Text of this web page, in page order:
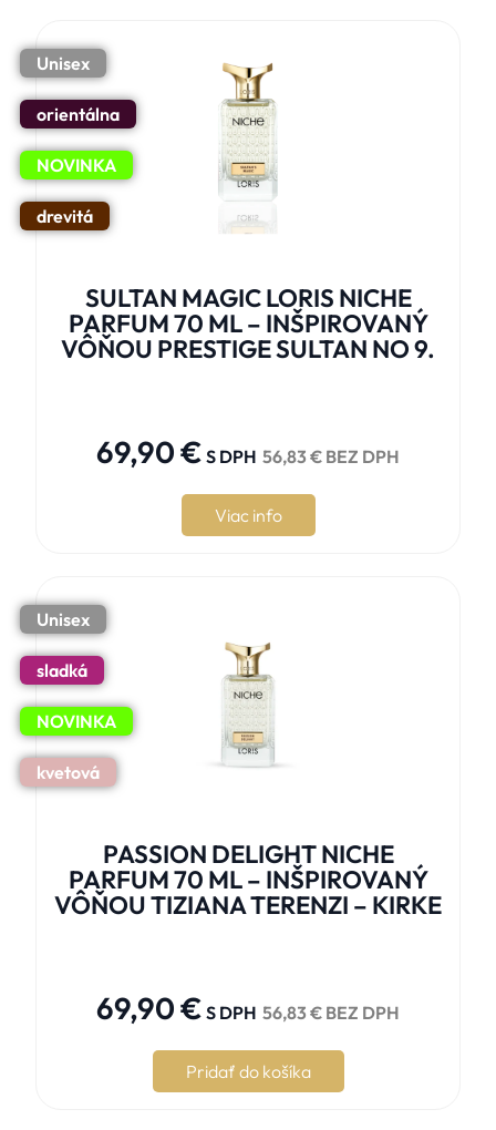
Unisex
orientálna
NOVINKA
drevitá
SULTAN MAGIC LORIS NICHE
PARFUM 70 ML – INŠPIROVANÝ
VÔŇOU PRESTIGE SULTAN NO 9.
69,90€ S DPH 56,83 € BEZ DPH
Viac info
Unisex
sladká
NOVINKA
kvetová
PASSION DELIGHT NICHE
PARFUM 70 ML – INŠPIROVANÝ
VÔŇOU TIZIANA TERENZI – KIRKE
69,90€ S DPH 56,83 € BEZ DPH
Pridať do košíka